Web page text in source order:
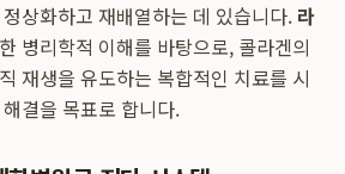
상화하고 재배열하는 데 있습니다. 라
병리학적 이해를 바탕으로, 콜라겐의
재생을 유도하는 복합적인 치료를 시
결을 목표로 합니다.